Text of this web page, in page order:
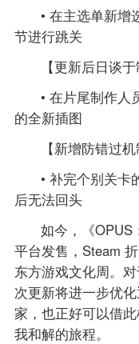
• 在主选单新增
节进行跳关
【更新后日谈
• 在片尾制作人
的全新插图
【新增防错过机
• 补完个别关卡
后无法回头
如今，《OPUS
平台发售，Steam
东方游戏文化周。
次更新将进一步优
家，也正好可以借
我和解的旅程。